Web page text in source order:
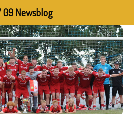
09 Newsblog